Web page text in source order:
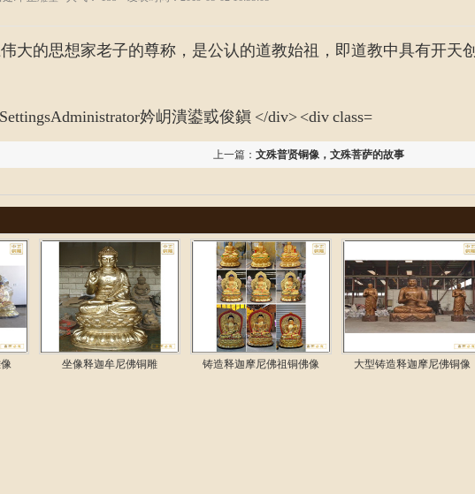
大的思想家老子的尊称，是公认的道教始祖，即道教中具有开天创
上一篇： 文殊普贤铜像，文殊菩萨的故事
坐像释迦牟尼佛铜雕 铸造释迦摩尼佛祖铜佛像 大型铸造释迦摩尼佛铜像